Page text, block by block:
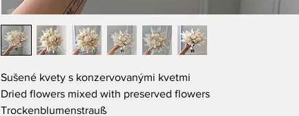
Sušené kvety s konzervovanými kvetmi
Dried flowers mixed with preserved flowers
Trockenblumenstrauß